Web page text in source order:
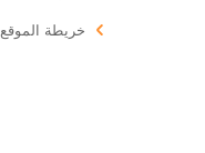
خريطة الموقع